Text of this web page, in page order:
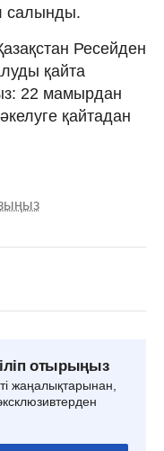
салынды.
Ресейден
қайта
22 мамырдан
қайтадан
отырыңыз
жаңалықтарынан,